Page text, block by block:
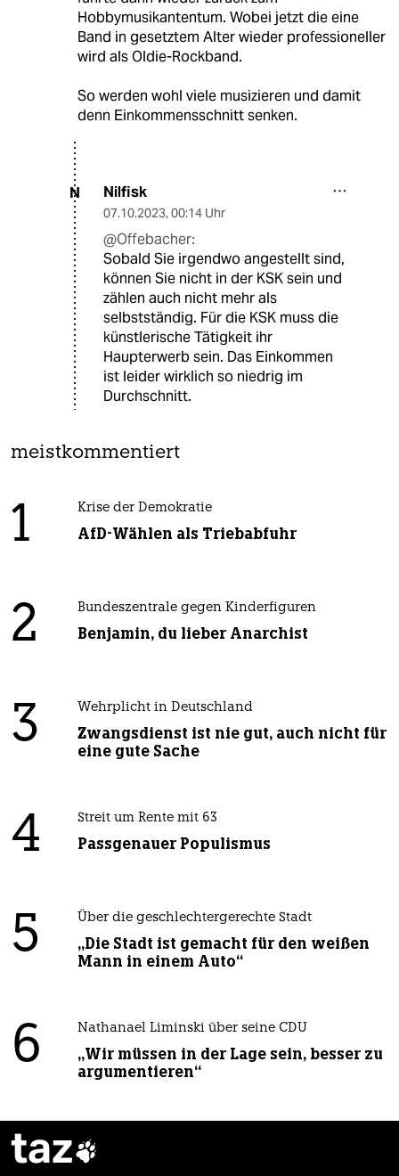
Hobbymusikantentum. Wobei jetzt die eine
Band in gesetztem Alter wieder professioneller
wird als Oldie-Rockband.
So werden wohl viele musizieren und damit
denn Einkommensschnitt senken.
N Nilfisk
07.10.2023, 00:14 Uhr
@Offebacher:
Sobald Sie irgendwo angestellt sind,
können Sie nicht in der KSK sein und
zählen auch nicht mehr als
selbstständig. Für die KSK muss die
künstlerische Tätigkeit ihr
Haupterwerb sein. Das Einkommen
ist leider wirklich so niedrig im
Durchschnitt.
meistkommentiert
1 Krise der Demokratie
AfD-Wählen als Triebabfuhr
2 Bundeszentrale gegen Kinderfiguren
Benjamin, du lieber Anarchist
3 Wehrplicht in Deutschland
Zwangsdienst ist nie gut, auch nicht für
eine gute Sache
4 Streit um Rente mit 63
Passgenauer Populismus
5 Über die geschlechtergerechte Stadt
„Die Stadt ist gemacht für den weißen
Mann in einem Auto“
6 Nathanael Liminski über seine CDU
„Wir müssen in der Lage sein, besser zu
argumentieren“
taz